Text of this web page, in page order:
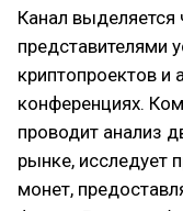
Канал
представителями
криптопроектов
конференциях.
проводит анализ
рынке, исследует
монет,